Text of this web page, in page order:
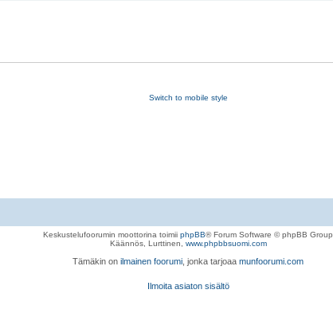
Switch to mobile style
Keskustelufoorumin moottorina toimii phpBB® Forum Software © phpBB Group
Käännös, Lurttinen, www.phpbbsuomi.com
Tämäkin on ilmainen foorumi , jonka tarjoaa munfoorumi.com
Ilmoita asiaton sisältö